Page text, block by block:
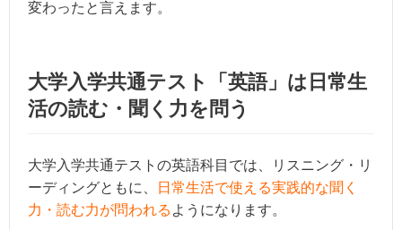
変わったと言えます。
大学入学共通テスト「英語」は日常生
活の読む・聞く力を問う
大学入学共通テストの英語科目では、リスニング・リ
ーディングともに、
日常生活で使える実践的な聞く
力・読む力が問われる ようになります。